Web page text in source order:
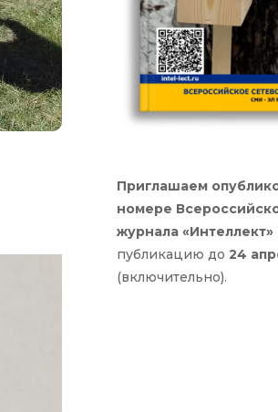
Приглашаем
номере
журнала «Интеллект»
публикацию до 24
(включительно).